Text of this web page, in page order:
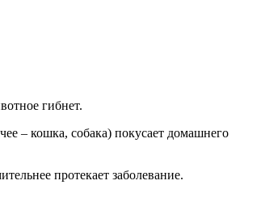
гибнет.
– кошка, собака) покусает домашнего
протекает заболевание.